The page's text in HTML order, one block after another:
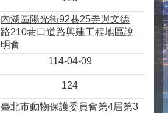
內湖區陽光街92巷25弄與文德
路210巷口道路興建工程地區說
明會
114-04-09
124
臺北市動物保護委員會第4屆第3